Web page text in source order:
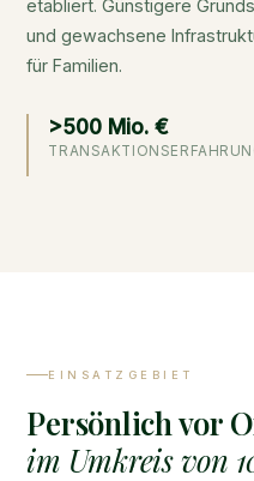
etabliert. Günstigere
und gewachsene
für Familien.
>500 Mio. €
EINSATZGEBIET
Persönlich vor
im Umkreis von